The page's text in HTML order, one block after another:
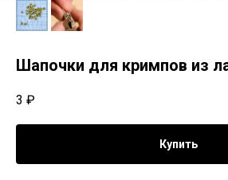
Шапочки для кримпов из
3 ₽
Купить